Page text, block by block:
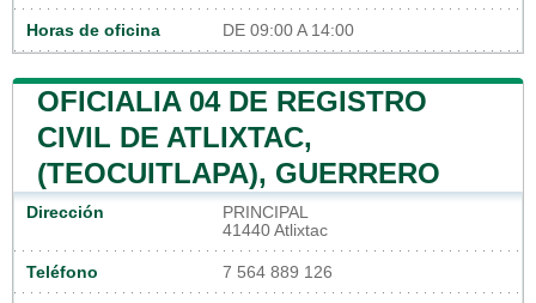
Horas de oficina DE 09:00 A 14:00
OFICIALIA 04 DE REGISTRO
CIVIL DE ATLIXTAC,
(TEOCUITLAPA), GUERRERO
Dirección
PRINCIPAL
41440 Atlixtac
Teléfono 7 564 889 126